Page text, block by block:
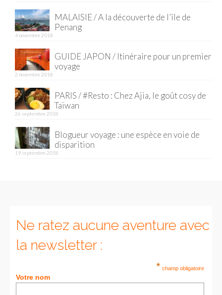
MALAISIE / A la découverte de l’île de
Penang
4 novembre 2018
GUIDE JAPON / Itinéraire pour un premier
voyage
2 novembre 2018
PARIS / #Resto : Chez Ajia, le goût cosy de
Taïwan
26 septembre 2018
Blogueur voyage : une espèce en voie de
disparition
19 septembre 2018
Ne ratez aucune aventure avec
la newsletter :
* champ obligatoire
Votre nom